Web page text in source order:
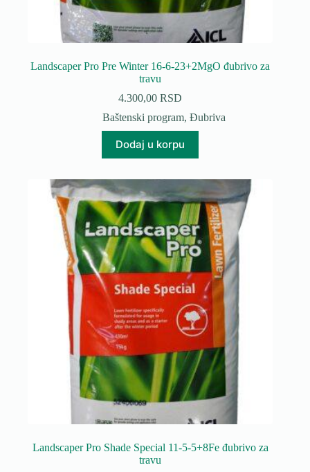
Landscaper Pro Pre Winter 16-6-23+2MgO đubrivo za
travu
4.300,00RSD
Baštenski program,Đubriva
Dodaj u korpu
Landscaper Pro Shade Special 11-5-5+8Fe đubrivo za
travu